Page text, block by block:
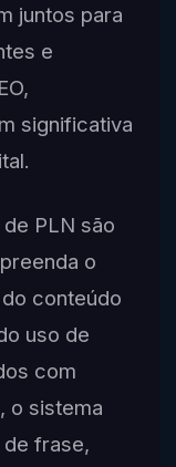
juntos para
e
significativa
PLN são
o
conteúdo
uso de
com
o sistema
frase,